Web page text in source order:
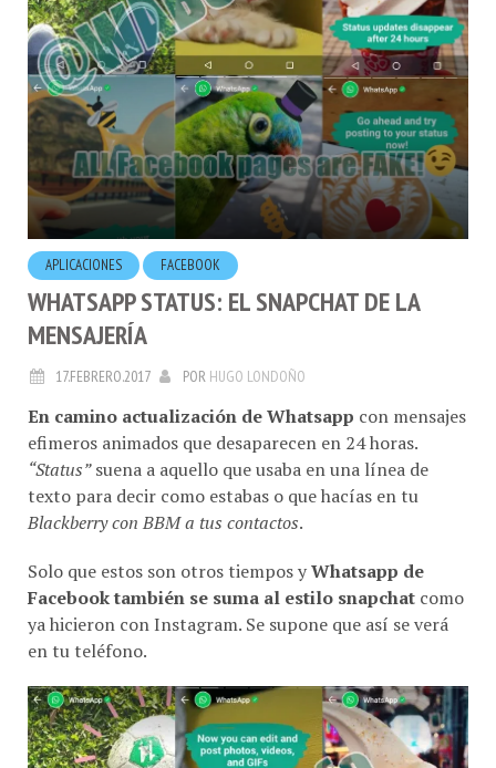
APLICACIONES FACEBOOK
WHATSAPP STATUS: EL SNAPCHAT DE LA
MENSAJERÍA
En camino actualización de Whatsapp
efimeros animados que desaparecen en 24 horas.
“Status”suena a aquello que usaba en una línea de
texto para decir como estabas o que hacías en tu
Blackberry con BBM a tus contactos.
Facebook también se suma al estilo snapchatcomo
ya hicieron con Instagram. Se supone que así se verá
en tu teléfono.